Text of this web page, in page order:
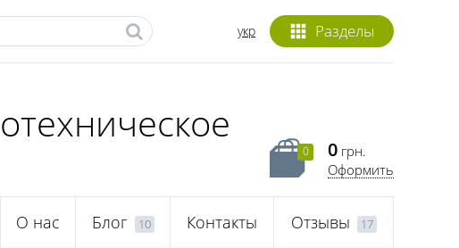
Разделы
укр
0 0 грн.
Оформить
О нас Блог 10 Контакты Отзывы 17